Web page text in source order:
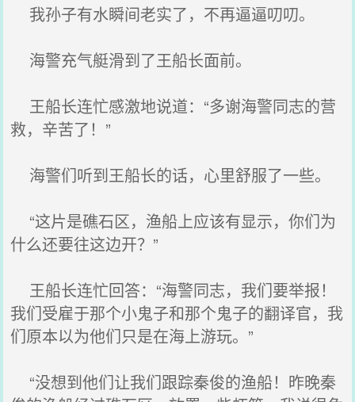
我孙子有水瞬间老实了，不再逼逼叨叨。
海警充气艇滑到了王船长面前。
王船长连忙感激地说道：“多谢海警同志的营
救，辛苦了！”
海警们听到王船长的话，心里舒服了一些。
“这片是礁石区，渔船上应该有显示，你们为
什么还要往这边开？”
王船长连忙回答：“海警同志，我们要举报！
我们受雇于那个小鬼子和那个鬼子的翻译官，我
们原本以为他们只是在海上游玩。”
“没想到他们让我们跟踪秦俊的渔船！昨晚秦